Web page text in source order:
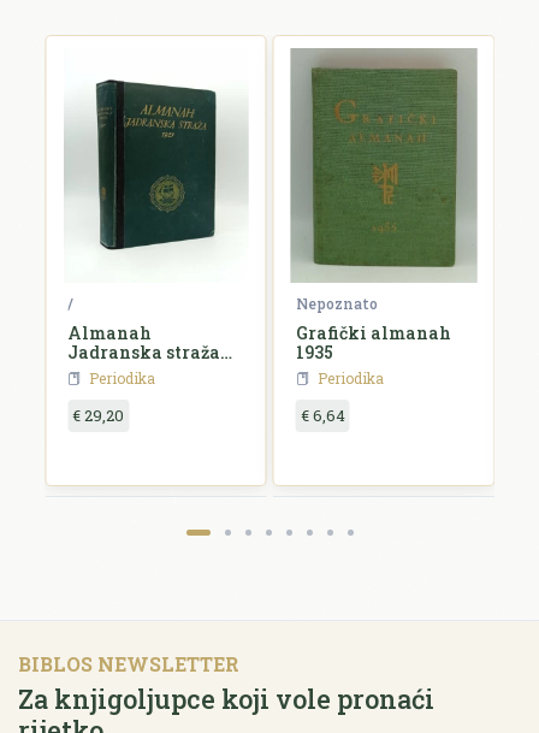
/
Almanah
Jadranska straža
za 1927. godinu
Periodika
€ 29,20
Nepoznato
Grafički almanah
1935
Periodika
€ 6,64
BIBLOS NEWSLETTER
Za knjigoljupce koji vole pronaći